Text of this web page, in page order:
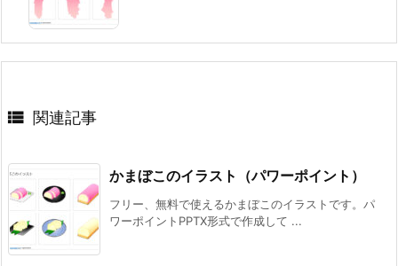
 関連記事
かまぼこのイラスト（パワーポイント）
フリー、無料で使えるかまぼこのイラストです。パ
ワーポイントPPTX形式で作成して ...